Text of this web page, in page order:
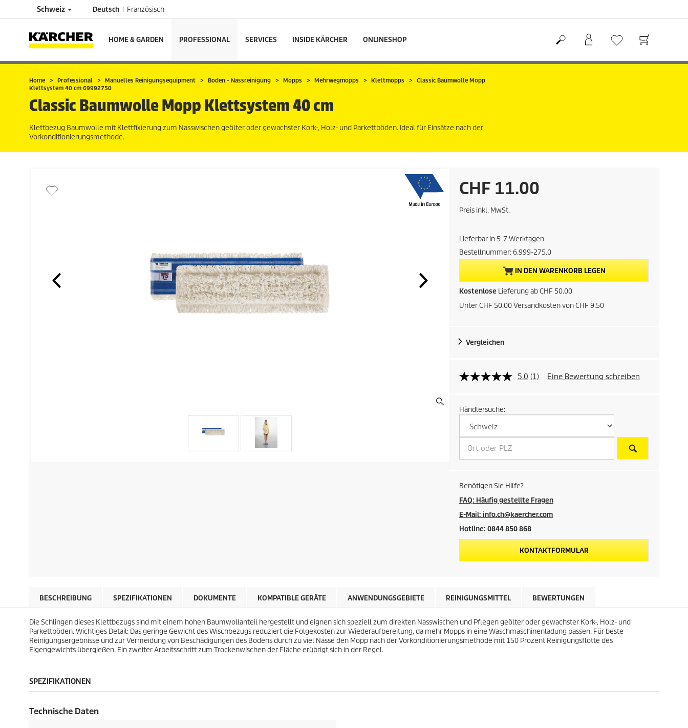
Schweiz Deutsch Französisch
HOME & GARDEN PROFESSIONAL SERVICES INSIDE KÄRCHER ONLINESHOP
Home Professional Manuelles Reinigungsequipment Boden - Nassreinigung Mopps Mehrwegmopps Klettmopps
Classic Baumwolle Mopp
Klettsystem 40 cm 69992750
Classic Baumwolle Mopp Klettsystem 40 cm
Klettbezug Baumwolle mit Klettfixierung zum Nasswischen geölter oder gewachster Kork-, Holz- und Parkettböden. Ideal für Einsätze nach der
Vorkonditionierungsmethode.
A
k
u
e
l
l
e
P
e
i
s
d
e
s
P
r
u
k
s
CHF 11.00
Preis inkl. MwSt.
Lieferbar in 5-7 Werktagen
Bestellnummer:6.999-275.0
IN DEN WARENKORB LEGEN
Kostenlose Lieferung ab CHF 50.00
Unter CHF 50.00 Versandkosten von CHF 9.50
Vergleichen
5.0 (1) Eine Bewertung schreiben
Händlersuche:
Benötigen Sie Hilfe?
FAQ: Häufig gestellte Fragen
E-Mail: info.ch@kaercher.com
Hotline: 0844 850 868
KONTAKTFORMULAR
BESCHREIBUNG SPEZIFIKATIONEN DOKUMENTE KOMPATIBLE GERÄTE ANWENDUNGSGEBIETE REINIGUNGSMITTEL BEWERTUNGEN
Die Schlingen dieses Klettbezugs sind mit einem hohen Baumwollanteil hergestellt und eignen sich speziell zum direkten Nasswischen und Pflegen geölter oder gewachster Kork-, Holz- und
Parkettböden. Wichtiges Detail: Das geringe Gewicht des Wischbezugs reduziert die Folgekosten zur Wiederaufbereitung, da mehr Mopps in eine Waschmaschinenladung passen. Für beste
Reinigungsergebnisse und zur Vermeidung von Beschädigungen des Bodens durch zu viel Nässe den Mopp nach der Vorkonditionierungsmethode mit 150 Prozent Reinigungsflotte des
Eigengewichts übergießen. Ein zweiter Arbeitsschritt zum Trockenwischen der Fläche erübrigt sich in der Regel.
SPEZIFIKATIONEN
Technische Daten